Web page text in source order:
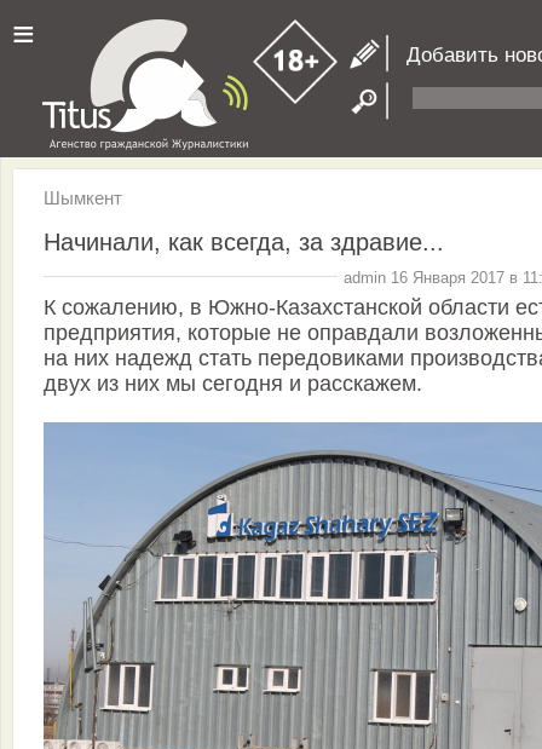
≡ Добавить
Шымкент
Начинали, как всегда, за здравие...
admin 16 Января 2017 в
К сожалению, в Южно-Казахстанской области
предприятия, которые не оправдали
на них надежд стать передовиками
двух из них мы сегодня и расскажем.